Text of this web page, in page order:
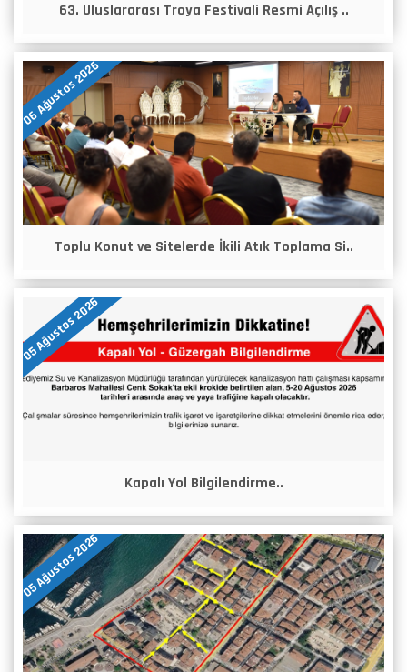
63. Uluslararası Troya Festivali Resmi Açılış ..
06 Ağustos 2026
Toplu Konut ve Sitelerde İkili Atık Toplama Si..
05 Ağustos 2026
Kapalı Yol Bilgilendirme..
05 Ağustos 2026